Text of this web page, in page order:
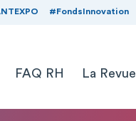
#FondsInnovation
FAQ RH La Revue